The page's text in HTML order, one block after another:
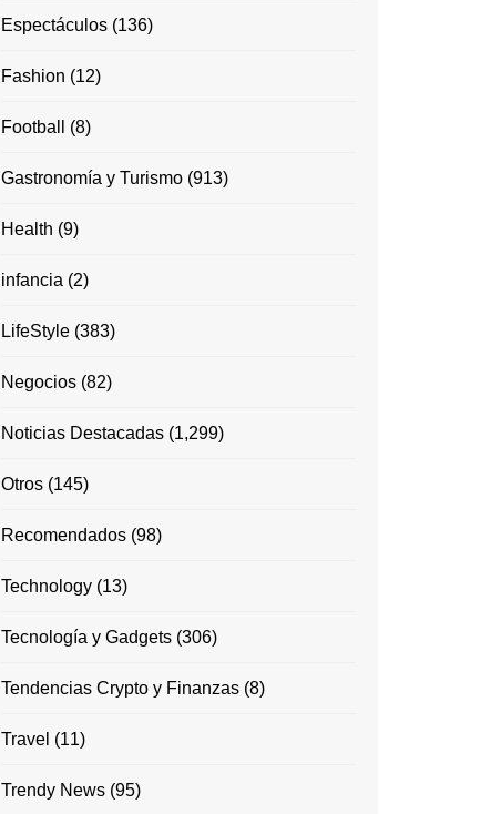
Espectáculos (136)
Fashion (12)
Football (8)
Gastronomía y Turismo (913)
Health (9)
infancia (2)
LifeStyle (383)
Negocios (82)
Noticias Destacadas (1,299)
Otros (145)
Recomendados (98)
Technology (13)
Tecnología y Gadgets (306)
Tendencias Crypto y Finanzas (8)
Travel (11)
Trendy News (95)